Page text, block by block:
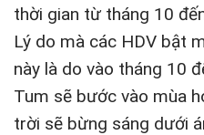
thời gian từ tháng 10
Lý do mà các HDV bật
này là do vào tháng 10
Tum sẽ bước vào mùa
trời sẽ bừng sáng dưới